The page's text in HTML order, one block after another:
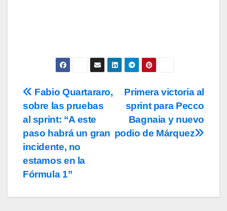
Navegación
de
entradas
Primera victoria al
sprint para Pecco
Bagnaia y nuevo
podio de Márquez
Fabio Quartararo,
sobre las pruebas
al sprint: “A este
paso habrá un gran
incidente, no
estamos en la
Fórmula 1”